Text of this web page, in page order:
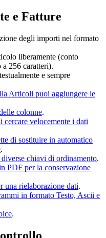
e Fatture
degli importi nel formato
liberamente (conto
256 caratteri).
e sempre
Articoli puoi aggiungere le
colonne.
cercare velocemente i dati
di sostituire in automatico
.
chiavi di ordinamento.
PDF per la conservazione
una rielaborazione dati.
in formato Testo, Ascii e
.